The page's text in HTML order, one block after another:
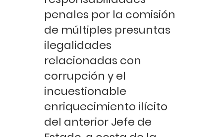
penales por la comisión
de múltiples presuntas
ilegalidades
relacionadas con
corrupción y el
incuestionable
enriquecimiento ilícito
del anterior Jefe de